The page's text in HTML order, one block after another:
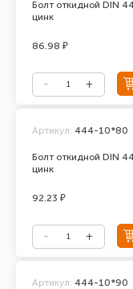
Болт откидной DIN
цинк
86.98 ₽
Болт откидной DIN
цинк
Артикул: 444-10*80
92.23 ₽
Артикул: 444-10*90